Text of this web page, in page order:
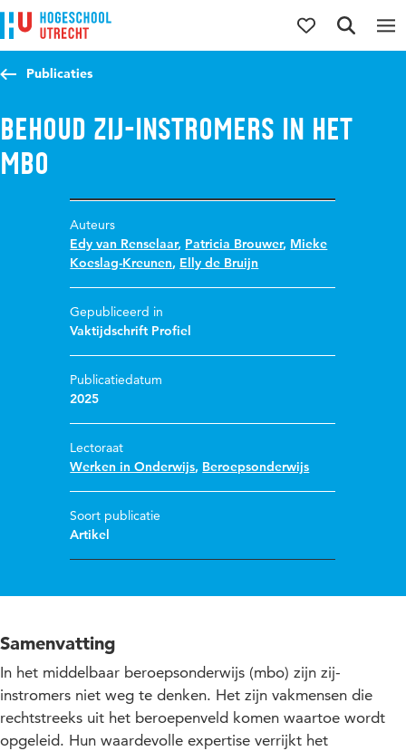
Direct naar de inhoud
Direct naar de hoofdnavigatie
Direct naar de zoekfunctie
Publicaties
Behoud zij-instromers in het
mbo
Auteurs
Edy van Renselaar, Patricia Brouwer, Mieke
Koeslag-Kreunen, Elly de Bruijn
Gepubliceerd in
Vaktijdschrift Profiel
Publicatiedatum
2025
Lectoraat
Werken in Onderwijs, Beroepsonderwijs
Soort publicatie
Artikel
Samenvatting
In het middelbaar beroepsonderwijs (mbo) zijn zij-
instromers niet weg te denken. Het zijn vakmensen die
rechtstreeks uit het beroepenveld komen waartoe wordt
opgeleid. Hun waardevolle expertise verrijkt het